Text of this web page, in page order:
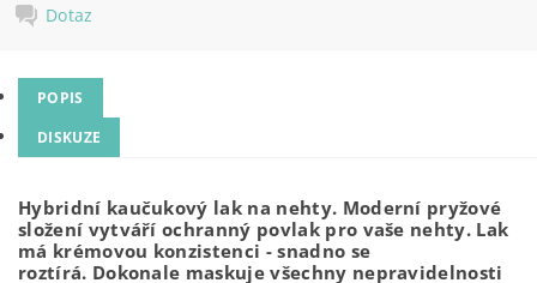
Dotaz
POPIS
DISKUZE
Hybridní kaučukový lak na nehty. Moderní pryžové
složení vytváří ochranný povlak pro vaše nehty. Lak
má krémovou konzistenci - snadno se
roztírá. Dokonale maskuje všechny nepravidelnosti